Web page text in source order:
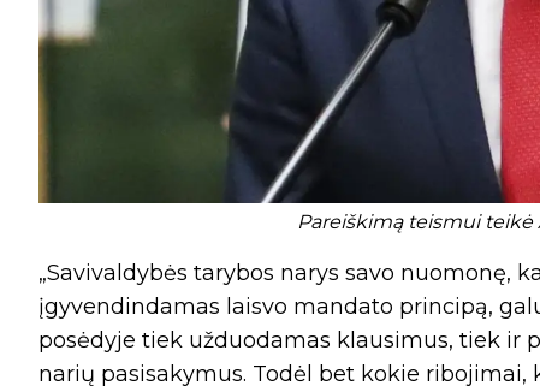
Pareiškimą teismui teikė
„Savivaldybės tarybos narys savo nuomonę,
įgyvendindamas laisvo mandato principą,
posėdyje tiek užduodamas klausimus, tiek ir
narių pasisakymus. Todėl bet kokie